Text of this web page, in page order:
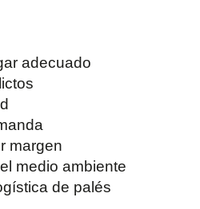
adecuado
margen
medio ambiente
de palés